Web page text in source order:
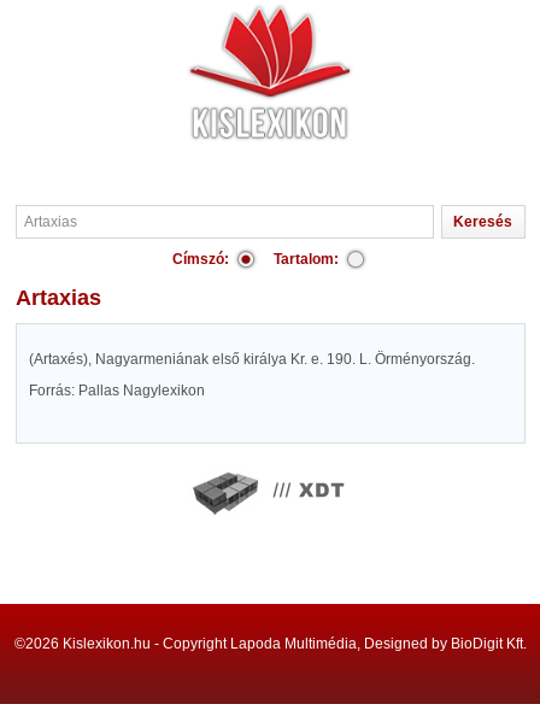
Címszó: Tartalom:
Artaxias
(Artaxés), Nagyarmeniának első királya Kr. e. 190. L. Örményország.
Forrás: Pallas Nagylexikon
©2026 Kislexikon.hu - Copyright Lapoda Multimédia, Designed by BioDigit Kft.